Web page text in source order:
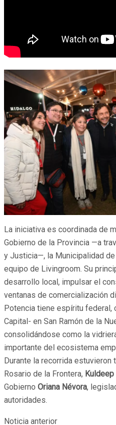
La iniciativa es coordinada de
Gobierno de la Provincia —a
y Justicia—, la Municipalidad
equipo de Livingroom. Su
desarrollo local, impulsar el
ventanas de comercialización
Potencia tiene espíritu federal,
Capital- en San Ramón de la
consolidándose como la
importante del ecosistema
Durante la recorrida estuvieron
Rosario de la Frontera, Kuldeep
Gobierno Oriana Névora,
autoridades.
Noticia anterior